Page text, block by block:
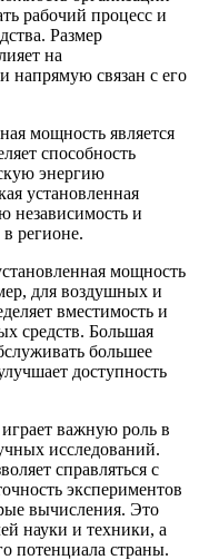
рабочий процесс и
Размер
на
напрямую связан с его
мощность является
способность
энергию
установленная
независимость и
регионе.
мощность
для воздушных и
вместимость и
средств. Большая
большее
доступность
важную роль в
исследований.
справляться с
экспериментов
вычисления. Это
науки и техники, а
потенциала страны.